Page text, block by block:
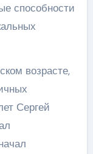
способности
возрасте,
Сергей